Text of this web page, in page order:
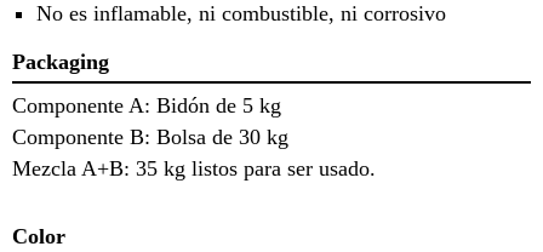
No es inflamable, ni combustible, ni corrosivo
Packaging
Componente A: Bidón de 5 kg
Componente B: Bolsa de 30 kg
Mezcla A+B: 35 kg listos para ser usado.
Color